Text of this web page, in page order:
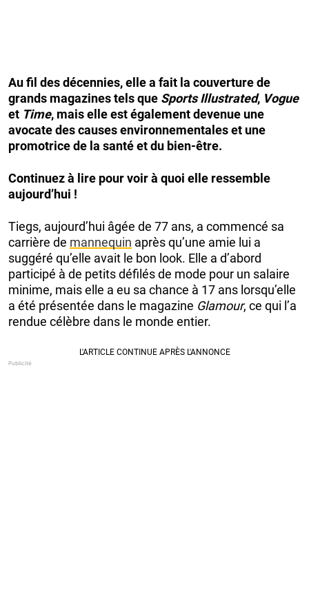
Au fil des décennies, elle a fait la couverture de
grands magazines tels que Sports Illustrated, Vogue
et Time, mais elle est également devenue une
avocate des causes environnementales et une
promotrice de la santé et du bien-être.
Continuez à lire pour voir à quoi elle ressemble
aujourd’hui !
Tiegs, aujourd’hui âgée de 77 ans, a commencé sa
carrière de mannequin après qu’une amie lui a
suggéré qu’elle avait le bon look. Elle a d’abord
participé à de petits défilés de mode pour un salaire
minime, mais elle a eu sa chance à 17 ans lorsqu’elle
a été présentée dans le magazine Glamour, ce qui l’a
rendue célèbre dans le monde entier.